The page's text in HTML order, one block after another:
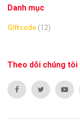
Danh mục
Giftcode (12)
Theo dõi chúng tôi